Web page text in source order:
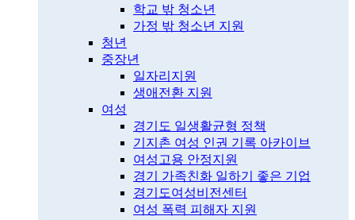
학교 밖 청소년
가정 밖 청소년 지원
청년
중장년
일자리지원
생애전환 지원
여성
경기도 일생활균형 정책
기지촌 여성 인권 기록 아카이브
여성고용 안정지원
경기 가족친화 일하기 좋은 기업
경기도여성비전센터
여성 폭력 피해자 지원